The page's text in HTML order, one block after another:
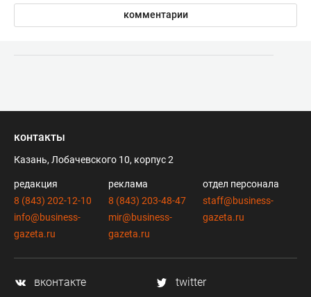
комментарии
контакты
Казань, Лобачевского 10, корпус 2
редакция
8 (843) 202-12-10
info@business-
gazeta.ru
реклама
8 (843) 203-48-47
mir@business-
gazeta.ru
отдел персонала
staff@business-
gazeta.ru
вконтакте
twitter